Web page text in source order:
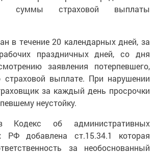
суммы страховой выплаты
в течение 20 календарных дней, за
праздничных дней, со дня
заявления потерпевшего,
выплате. При нарушении
за каждый день просрочки
неустойку.
об административных
РФ добавлена ст.15.34.1 которая
за необоснованный